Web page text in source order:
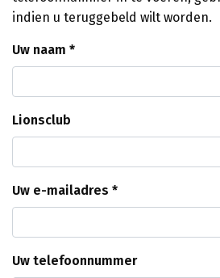
indien u teruggebeld wilt worden.
Uw naam *
Lionsclub
Uw e-mailadres *
Uw telefoonnummer